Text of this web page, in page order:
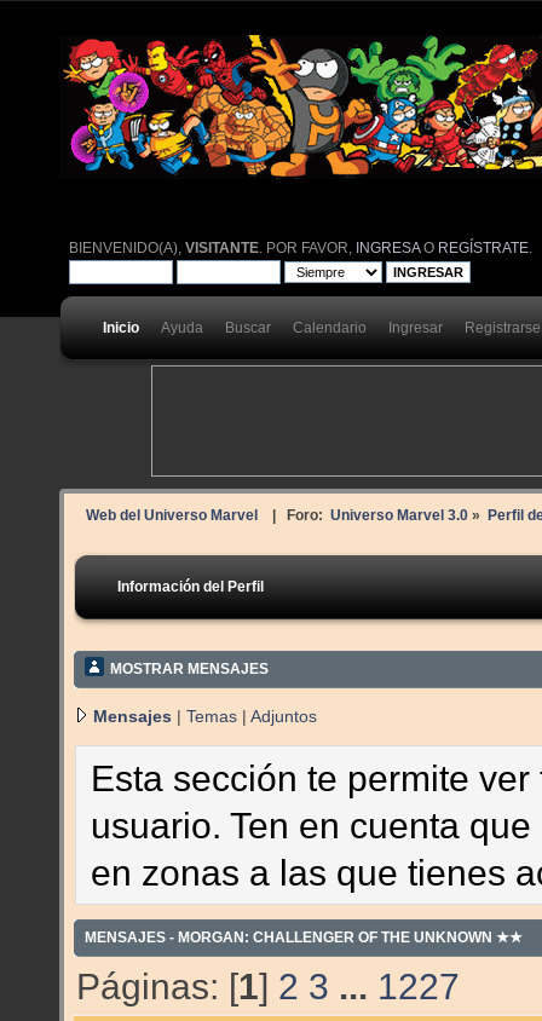
BIENVENIDO(A),VISITANTE . POR FAVOR, INGRESAO REGÍSTRATE
Inicio Ayuda Buscar Calendario Ingresar Registrarse
Web del Universo Marvel | Foro: Universo Marvel 3.0» Perfil
Información del Perfil
MOSTRAR MENSAJES
Mensajes | Temas | Adjuntos
Esta sección te permite
usuario. Ten en cuenta
en zonas a las que tienes
MENSAJES - MORGAN: CHALLENGER OF THE UNKNOWN ★★
Páginas: [1] 2 3 ... 1227